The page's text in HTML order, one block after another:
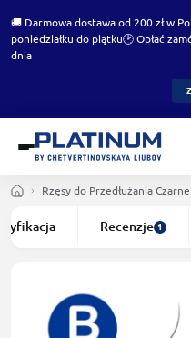
🚚 Darmowa dostawa od 200 zł w
poniedziałku do piątku🕑 Opłać
dnia
Rzęsy do Przedłużania
Recenzje 1